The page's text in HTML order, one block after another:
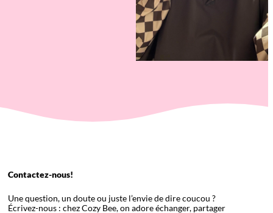
Contactez-nous!
Une question, un doute ou juste l’envie de dire coucou ?
Écrivez-nous : chez Cozy Bee, on adore échanger, partager